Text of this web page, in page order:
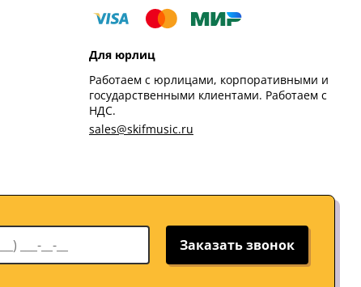
Для юрлиц
Работаем с юрлицами, корпоративными и
государственными клиентами. Работаем с
НДС.
sales@skifmusic.ru
Заказать звонок